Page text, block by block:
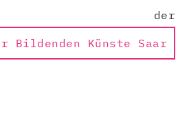
der
Bildenden Künste Saar